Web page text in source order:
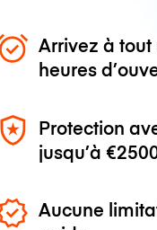
Arrivez à
heures
Protection
jusqu’à
Aucune